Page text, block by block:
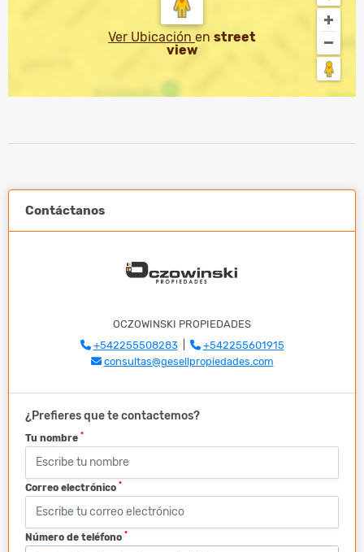
Ver Ubicación en street
view
Contáctanos
OCZOWINSKI PROPIEDADES
+542255508283|
+542255601915
consultas@gesellpropiedades.com
¿Prefieres que te contactemos?
Tu nombre *
Correo electrónico *
Número de teléfono *